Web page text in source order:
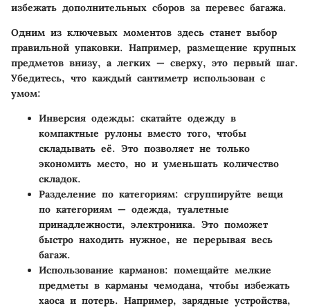
избежать дополнительных сборов за перевес багажа.
Одним из ключевых моментов здесь станет выбор
правильной упаковки. Например, размещение крупных
предметов внизу, а легких — сверху, это первый шаг.
Убедитесь, что каждый сантиметр использован с
умом:
Инверсия одежды: скатайте одежду в
компактные рулоны вместо того, чтобы
складывать её. Это позволяет не только
экономить место, но и уменьшать количество
складок.
Разделение по категориям: сгруппируйте вещи
по категориям — одежда, туалетные
принадлежности, электроника. Это поможет
быстро находить нужное, не перерывая весь
багаж.
Использование карманов: помещайте мелкие
предметы в карманы чемодана, чтобы избежать
хаоса и потерь. Например, зарядные устройства,